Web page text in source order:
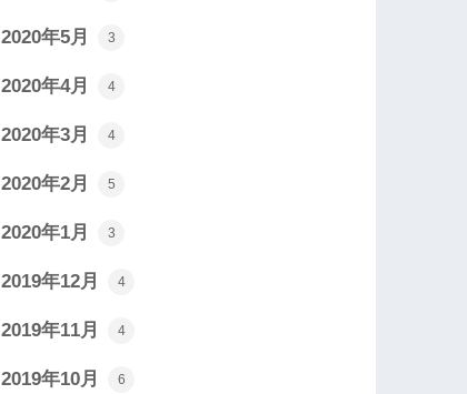
2020年5月 3
2020年4月 4
2020年3月 4
2020年2月 5
2020年1月 3
2019年12月 4
2019年11月 4
2019年10月 6